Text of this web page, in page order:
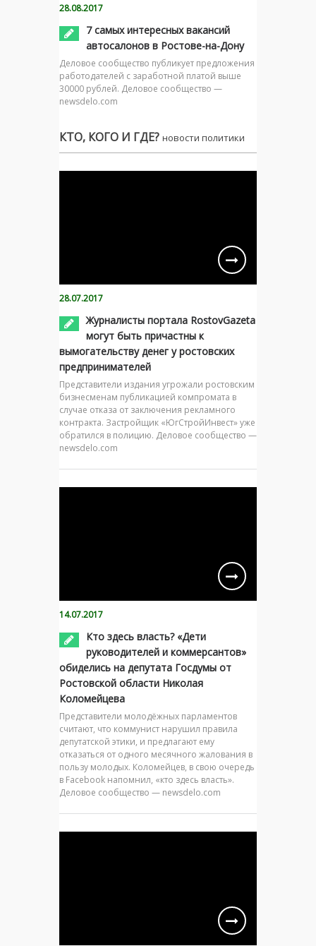
28.08.2017
7 самых интересных вакансий
автосалонов в Ростове-на-Дону
Деловое сообщество публикует предложения
работодателей с заработной платой выше
30000 рублей. Деловое сообщество —
newsdelo.com
КТО, КОГО И ГДЕ? новости политики
28.07.2017
Журналисты портала RostovGazeta
могут быть причастны к
вымогательству денег у ростовских
предпринимателей
Представители издания угрожали ростовским
бизнесменам публикацией компромата в
случае отказа от заключения рекламного
контракта. Застройщик «ЮгСтройИнвест» уже
обратился в полицию. Деловое сообщество —
newsdelo.com
14.07.2017
Кто здесь власть? «Дети
руководителей и коммерсантов»
обиделись на депутата Госдумы от
Ростовской области Николая
Коломейцева
Представители молодёжных парламентов
считают, что коммунист нарушил правила
депутатской этики, и предлагают ему
отказаться от одного месячного жалования в
пользу молодых. Коломейцев, в свою очередь
в Facebook напомнил, «кто здесь власть».
Деловое сообщество — newsdelo.com